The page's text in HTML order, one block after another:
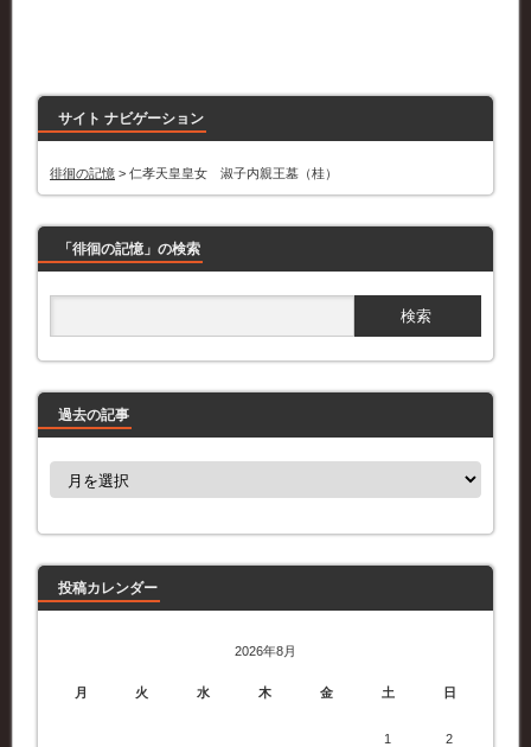
サイト ナビゲーション
徘徊の記憶 > 仁孝天皇皇女 淑子内親王墓（桂）
「徘徊の記憶」の検索
過去の記事
過
事
投稿カレンダー
2026年8月
月 火 水 木 金 土 日
1 2